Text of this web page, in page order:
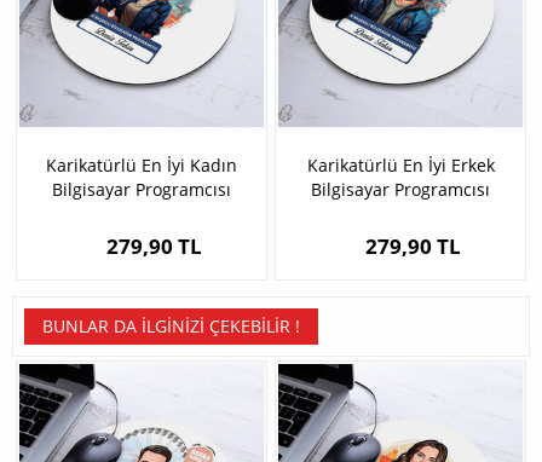
Karikatürlü En İyi Kadın
Bilgisayar Programcısı
279,90 TL
Karikatürlü En İyi Erkek
Bilgisayar Programcısı
279,90 TL
BUNLAR DA İLGINIZI ÇEKEBILIR !